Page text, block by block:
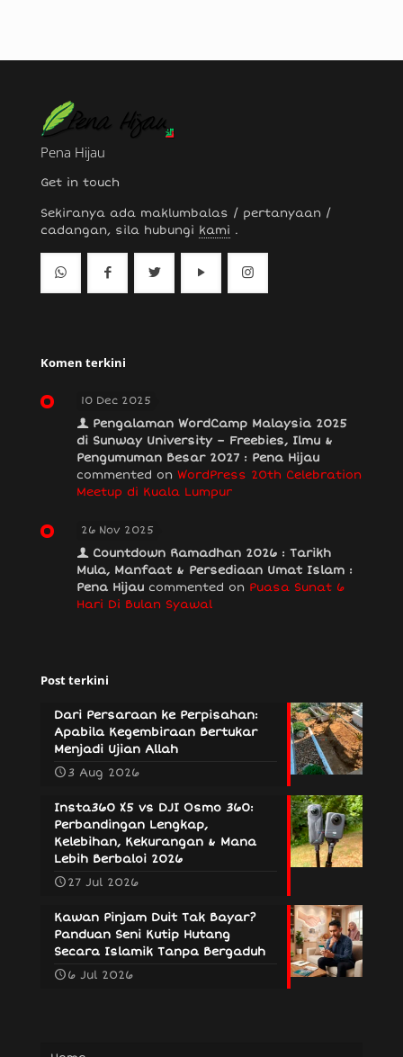
Pena Hijau
Get in touch
Sekiranya ada maklumbalas / pertanyaan /
cadangan, sila hubungi kami .
Komen terkini
10 Dec 2025
Pengalaman WordCamp Malaysia 2025
di Sunway University – Freebies, Ilmu &
Pengumuman Besar 2027 : Pena Hijau
commented on WordPress 20th Celebration
Meetup di Kuala Lumpur
26 Nov 2025
Countdown Ramadhan 2026 : Tarikh
Mula, Manfaat & Persediaan Umat Islam :
Pena Hijau commented on Puasa Sunat 6
Hari Di Bulan Syawal
Post terkini
Dari Persaraan ke Perpisahan:
Apabila Kegembiraan Bertukar
Menjadi Ujian Allah
3 Aug 2026
Insta360 X5 vs DJI Osmo 360:
Perbandingan Lengkap,
Kelebihan, Kekurangan & Mana
Lebih Berbaloi 2026
27 Jul 2026
Kawan Pinjam Duit Tak Bayar?
Panduan Seni Kutip Hutang
Secara Islamik Tanpa Bergaduh
6 Jul 2026